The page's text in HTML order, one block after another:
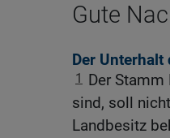
Gute
Der Unterhalt
1
Der
sind, soll
Landbesitz